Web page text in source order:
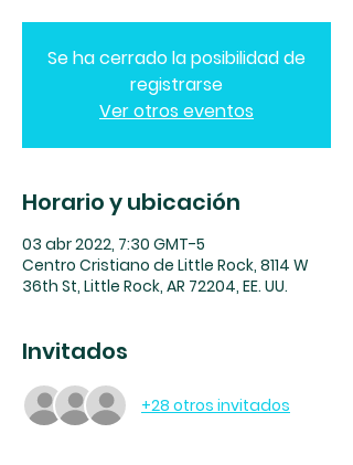
Se ha cerrado la posibilidad de
registrarse
Ver otros eventos
Horario y ubicación
03 abr 2022, 7:30 GMT-5
Centro Cristiano de Little Rock, 8114 W
36th St, Little Rock, AR 72204, EE. UU.
Invitados
+28 otros invitados